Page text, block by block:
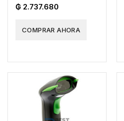
USB/ETHERNET
₲ 2.737.680
COMPRAR AHORA